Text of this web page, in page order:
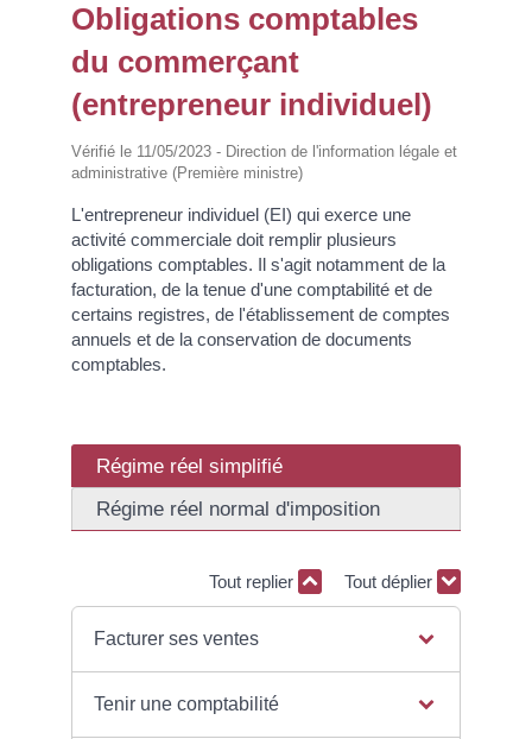
Obligations comptables
du commerçant
(entrepreneur individuel)
Vérifié le 11/05/2023 - Direction de l'information légale et
administrative (Première ministre)
L'entrepreneur individuel (EI) qui exerce une
activité commerciale doit remplir plusieurs
obligations comptables. Il s'agit notamment de la
facturation, de la tenue d'une comptabilité et de
certains registres, de l'établissement de comptes
annuels et de la conservation de documents
comptables.
Régime réel simplifié
Régime réel normal d'imposition
Tout replier Tout déplier
Facturer ses ventes
Tenir une comptabilité